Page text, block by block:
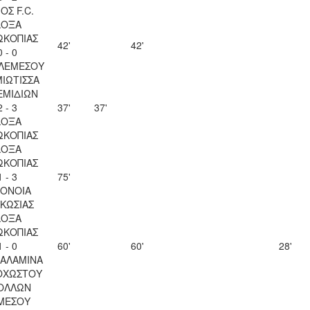
F.C.
- 0
42' 42'
- 3
37' 37'
- 3
75'
- 0
60' 60' 28'